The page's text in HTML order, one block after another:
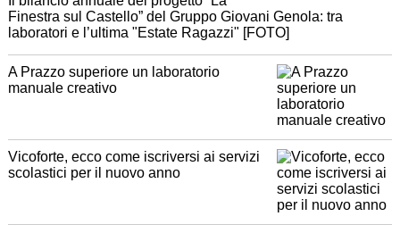
Finestra sul Castello” del Gruppo Giovani Genola: tra
laboratori e l’ultima "Estate Ragazzi" [FOTO]
A Prazzo superiore un laboratorio
manuale creativo
Vicoforte, ecco come iscriversi ai servizi
scolastici per il nuovo anno